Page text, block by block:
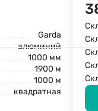
Garda
алюминий
1000 мм
1900 м
1000 м
квадратная